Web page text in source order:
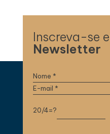
Inscreva-se
Newsletter
20/4=?